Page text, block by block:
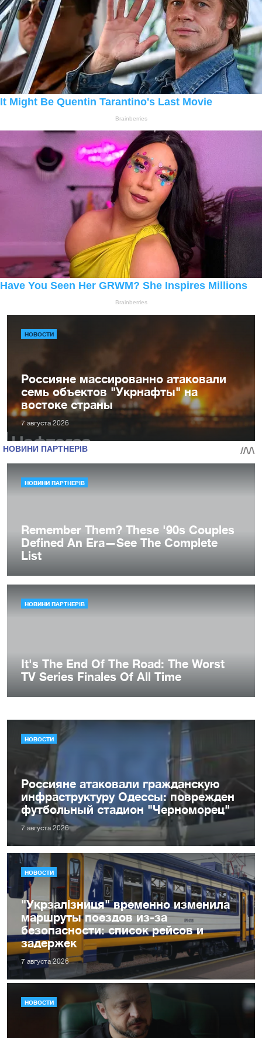
НОВОСТИ
Россияне массированно атаковали
семь объектов "Укрнафты" на
востоке страны
7 августа 2026
НОВОСТИ
Россияне атаковали гражданскую
инфраструктуру Одессы: поврежден
футбольный стадион "Черноморец"
7 августа 2026
НОВОСТИ
"Укрзалізниця" временно изменила
маршруты поездов из-за
безопасности: список рейсов и
задержек
7 августа 2026
НОВОСТИ